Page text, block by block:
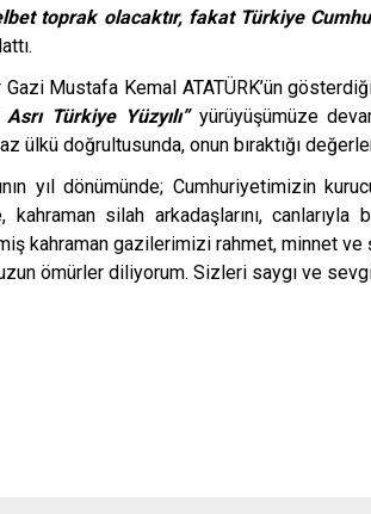
toprak olacaktır, fakat Türkiye
Gazi Mustafa Kemal ATATÜRK’ün
Asrı Türkiye Yüzyılı” yürüyüşümüze
ülkü doğrultusunda, onun bıraktığı
yıl dönümünde; Cumhuriyetimizin
kahraman silah arkadaşlarını,
kahraman gazilerimizi rahmet, minnet ve
ömürler diliyorum. Sizleri saygı ve
Erdinç